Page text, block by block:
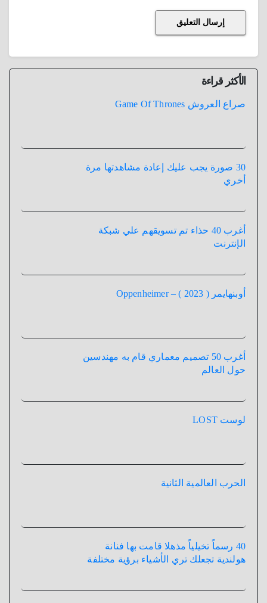
الأكثر قراءة
صراع العروش Game Of Thrones
30 صورة يجب عليك إعادة مشاهدتها مرة
أخري
أغرب 40 حذاء تم تسويقهم علي شبكة
الإنترنت
أوبنهايمر ( 2023 ) – Oppenheimer
أغرب 50 تصميم معماري قام به مهندسين
حول العالم
لوست LOST
الحرب العالمية الثانية
40 رسماً تخيلياً مذهلا قامت بها فنانة
هولندية تجعلك تري الأشياء برؤية مختلفة